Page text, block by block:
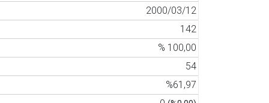
2000/03/12
142
% 100,00
54
%61,97